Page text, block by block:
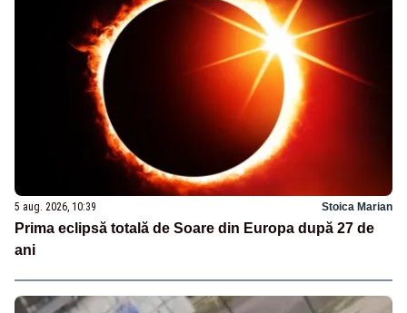
5 aug. 2026, 10:39 Stoica Marian
Prima eclipsă totală de Soare din Europa după 27 de
ani